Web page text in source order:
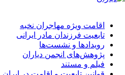
اقامت ویژه مهاجران نخبه
تابعیت فرزندان مادر ایرانی
رویدادها و نشست‌ها
پژوهش‌های انجمن دیاران
فیلم و مستند